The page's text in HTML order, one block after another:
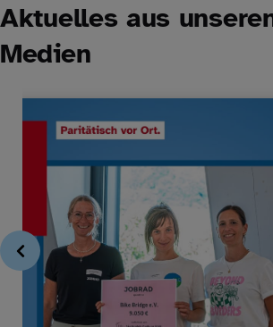
Aktuelles aus
Medien